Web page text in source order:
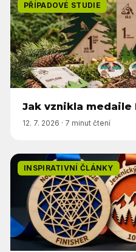
PŘÍPADOVÉ STUDIE
Jak vznikla medaile
12. 7. 2026 · 7 minut čtení
INSPIRATIVNÍ ČLÁNKY